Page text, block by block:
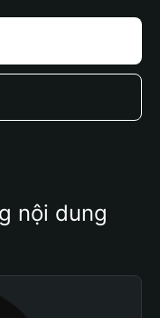
nội dung